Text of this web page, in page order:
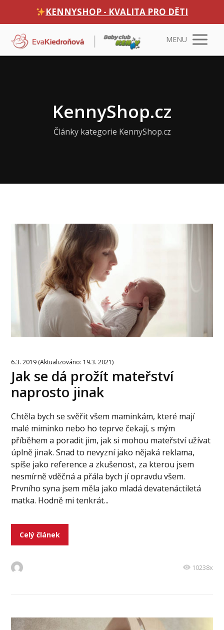
KENNYSHOP - KVALITA PRO DĚTI
MENU
KennyShop.cz
Články kategorie KennyShop.cz
6.3. 2019 (Aktualizováno: 19.3. 2021)
Jak se dá prožít mateřství
naprosto jinak
Chtěla bych se svěřit všem maminkám, které mají
malé miminko nebo ho teprve čekají, s mým
příběhem a poradit jim, jak si mohou mateřství užívat
úplně jinak. Snad to nevyzní jako nějaká reklama,
spíše jako reference a zkušenost, za kterou jsem
nesmírně vděčná a přála bych jí opravdu všem.
Prvního syna jsem měla jako mladá devatenáctiletá
matka. Hodně mi tenkrát...
Celý článek
10238x